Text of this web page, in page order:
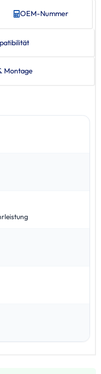
OEM-Nummer
Montage